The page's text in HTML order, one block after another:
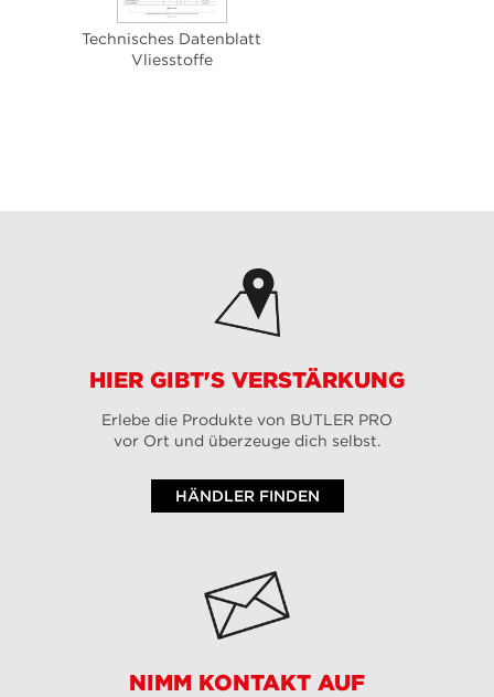
Technisches Datenblatt
Vliesstoffe
HIER GIBT'S VERSTÄRKUNG
Erlebe die Produkte von BUTLER PRO
vor Ort und überzeuge dich selbst.
HÄNDLER FINDEN
NIMM KONTAKT AUF